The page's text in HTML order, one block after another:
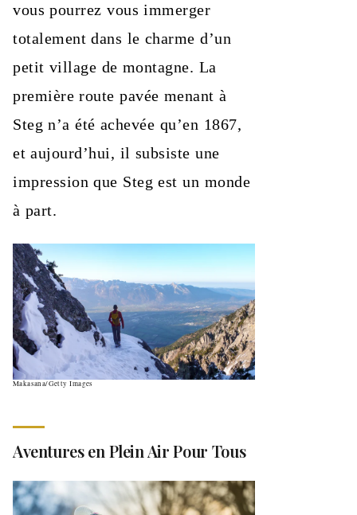
vous pourrez vous immerger
totalement dans le charme d’un
petit village de montagne. La
première route pavée menant à
Steg n’a été achevée qu’en 1867,
et aujourd’hui, il subsiste une
impression que Steg est un monde
à part.
Makasana/Getty Images
Aventures en Plein Air Pour Tous